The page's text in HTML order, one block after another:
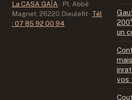
La CASA GAÏA · Pl. Abbé
Magnet, 26220 Dieulefit · Tél
: 07 85 92 00 94
un
vos